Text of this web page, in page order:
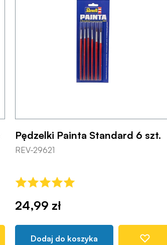
Pędzelki Painta Standard 6 szt.
REV-29621
24,99 zł
Dodaj do koszyka